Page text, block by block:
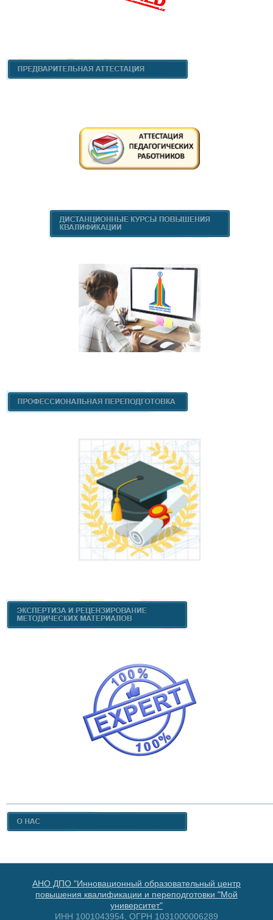
АНО ДПО "Инновационный образовательный центр
повышения квалификации и переподготовки "Мой
университет"
ИНН 1001043954, ОГРН 1031000006289